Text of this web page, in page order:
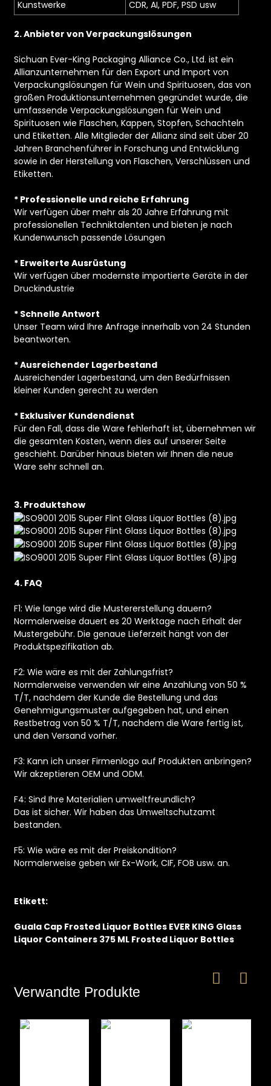
Kunstwerke CDR, AI, PDF, PSD usw
2. Anbieter von Verpackungslösungen
Sichuan Ever-King Packaging Alliance Co., Ltd. ist ein
Allianzunternehmen für den Export und Import von
Verpackungslösungen für Wein und Spirituosen, das von
großen Produktionsunternehmen gegründet wurde, die
umfassende Verpackungslösungen für Wein und
Spirituosen wie Flaschen, Kappen, Stopfen, Schachteln
und Etiketten. Alle Mitglieder der Allianz sind seit über 20
Jahren Branchenführer in Forschung und Entwicklung
sowie in der Herstellung von Flaschen, Verschlüssen und
Etiketten.
* Professionelle und reiche Erfahrung
Wir verfügen über mehr als 20 Jahre Erfahrung mit
professionellen Techniktalenten und bieten je nach
Kundenwunsch passende Lösungen
* Erweiterte Ausrüstung
Wir verfügen über modernste importierte Geräte in der
Druckindustrie
* Schnelle Antwort
Unser Team wird Ihre Anfrage innerhalb von 24 Stunden
beantworten.
* Ausreichender Lagerbestand
Ausreichender Lagerbestand, um den Bedürfnissen
kleiner Kunden gerecht zu werden
* Exklusiver Kundendienst
Für den Fall, dass die Ware fehlerhaft ist, übernehmen wir
die gesamten Kosten, wenn dies auf unserer Seite
geschieht. Darüber hinaus bieten wir Ihnen die neue
Ware sehr schnell an.
3. Produktshow
4. FAQ
F1: Wie lange wird die Mustererstellung dauern?
Normalerweise dauert es 20 Werktage nach Erhalt der
Mustergebühr. Die genaue Lieferzeit hängt von der
Produktspezifikation ab.
F2: Wie wäre es mit der Zahlungsfrist?
Normalerweise verwenden wir eine Anzahlung von 50 %
T/T, nachdem der Kunde die Bestellung und das
Genehmigungsmuster aufgegeben hat, und einen
Restbetrag von 50 % T/T, nachdem die Ware fertig ist,
und den Versand vorher.
F3: Kann ich unser Firmenlogo auf Produkten anbringen?
Wir akzeptieren OEM und ODM.
F4: Sind Ihre Materialien umweltfreundlich?
Das ist sicher. Wir haben das Umweltschutzamt
bestanden.
F5: Wie wäre es mit der Preiskondition?
Normalerweise geben wir Ex-Work, CIF, FOB usw. an.
Etikett:
Guala Cap Frosted Liquor Bottles EVER KING Glass
Liquor Containers 375 ML Frosted Liquor Bottles
Verwandte Produkte